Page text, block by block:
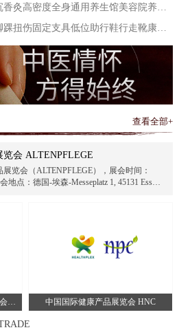
灸高密度全身通用养生馆美容院养生灸
扭伤固定支具低位助行鞋行走靴康复鞋
查看全部+
会 ALTENPFLEGE
览会（ALTENPFLEGE），展会时间：
点：德国-埃森-Messeplatz 1, 45131 Essen,
中国国际健康产品展览会 HNC